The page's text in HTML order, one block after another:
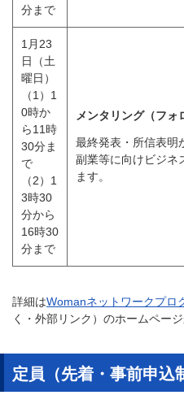
分まで
1月23
日（土
曜日）
（1）1
0時か
ら11時
30分ま
で
（2）1
3時30
分から
16時30
分まで
メンタリング（フォ
最終発表・所信表明
副業等に向けビジネ
ます。
詳細はWomanネットワークプロ
く・外部リンク）のホームペー
定員（先着・事前申込